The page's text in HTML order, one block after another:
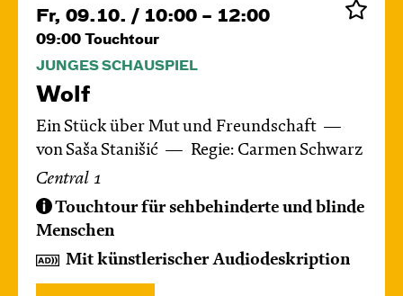
Fr, 09.10. / 10:00 – 12:00
09:00 Touchtour
JUNGES SCHAUSPIEL
Wolf
Ein Stück über Mut und Freundschaft
von Saša Stanišić
Regie: Carmen Schwarz
Central 1
Touchtour für sehbehinderte und blinde
Menschen
Mit künstlerischer Audiodeskription